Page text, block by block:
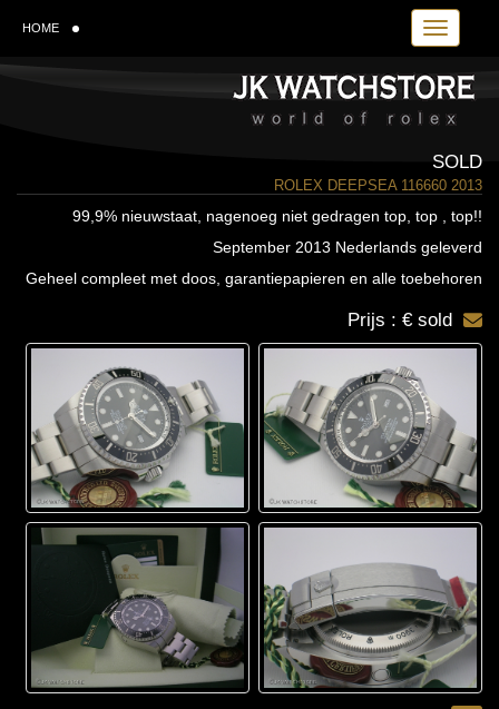
Toggle
HOME
SOLD
ROLEX DEEPSEA 116660 2013
99,9% nieuwstaat, nagenoeg niet gedragen top, top , top!!
September 2013 Nederlands geleverd
Geheel compleet met doos, garantiepapieren en alle toebehoren
Prijs : € sold